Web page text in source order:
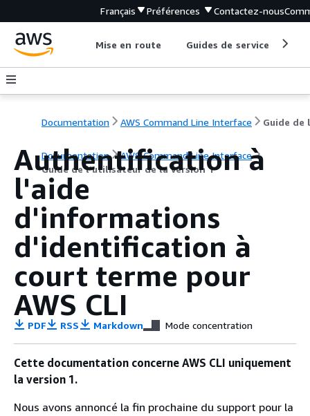
Français Préférences Contactez-nous
Mise en route Guides de service
Documentation AWS Command Line Interface
Documentation
AWS Command Line Interface
Guide de l’utilisateur de la version 1
Authentification à
l'aide
d'informations
d'identification à
court terme pour
AWS CLI
PDF RSS Markdown Mode concentration
Cette documentation concerne AWS CLI uniquement
la version 1.
Nous avons annoncé la fin prochaine du support pour la